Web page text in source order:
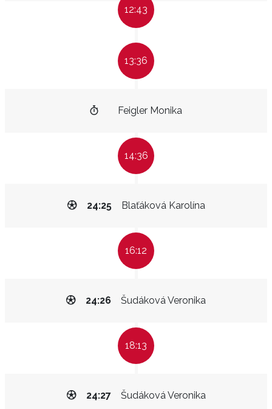
12:43
13:36
Feigler Monika
14:36
Blaťáková Karolína
24:25
16:12
Šudáková Veronika
24:26
18:13
Šudáková Veronika
24:27